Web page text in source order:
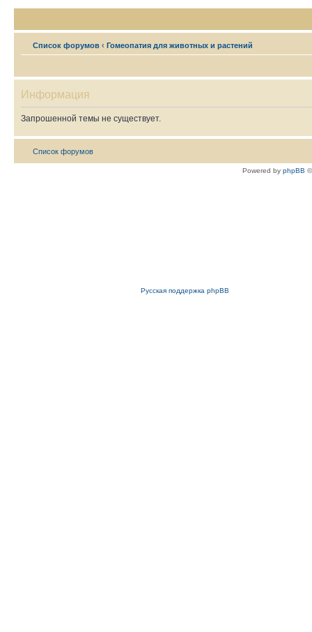
Список форумов ‹ Гомеопатия для животных и растений
Информация
Запрошенной темы не существует.
Список форумов
Powered by phpBB
Русская поддержка phpBB